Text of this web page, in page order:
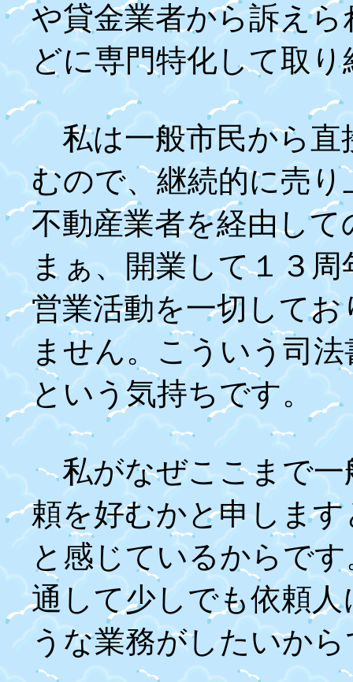
や貸金業者から訴え
どに専門特化して取
私は一般市民から直
むので、継続的に売
不動産業者を経由し
まぁ、開業して１３
営業活動を一切して
ません。こういう司
という気持ちです。
私がなぜここまで一
頼を好むかと申しま
と感じているからで
通して少しでも依頼
うな業務がしたいか